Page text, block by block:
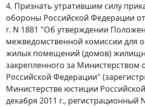
4. Признать утратившим силу
обороны Российской Федерации от
г. N 1881 "Об утверждении
межведомственной комиссии для
жилых помещений (домов)
закрепленного за Министерством
Российской Федерации"
Министерстве юстиции
декабря 2011 г., регистрационный